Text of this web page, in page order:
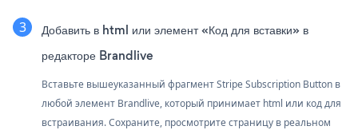
Добавить в html или элемент «Код для вставки» в
редакторе Brandlive
Вставьте вышеуказанный фрагмент Stripe Subscription Button в
любой элемент Brandlive, который принимает html или код для
встраивания. Сохраните, просмотрите страницу в реальном